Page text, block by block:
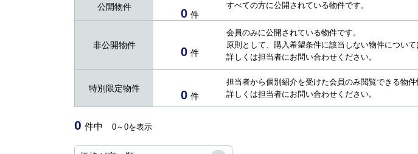
公開物件 0 件
すべての方に公開されている物件です。
非公開物件 0 件
会員のみに公開されている物件です。
原則として、購入希望条件に該当しない物件について
詳しくは担当者にお問い合わせください。
特別限定物件 0 件
担当者から個別紹介を受けた会員のみ閲覧できる物件
詳しくは担当者にお問い合わせください。
0 件中 0～0を表示